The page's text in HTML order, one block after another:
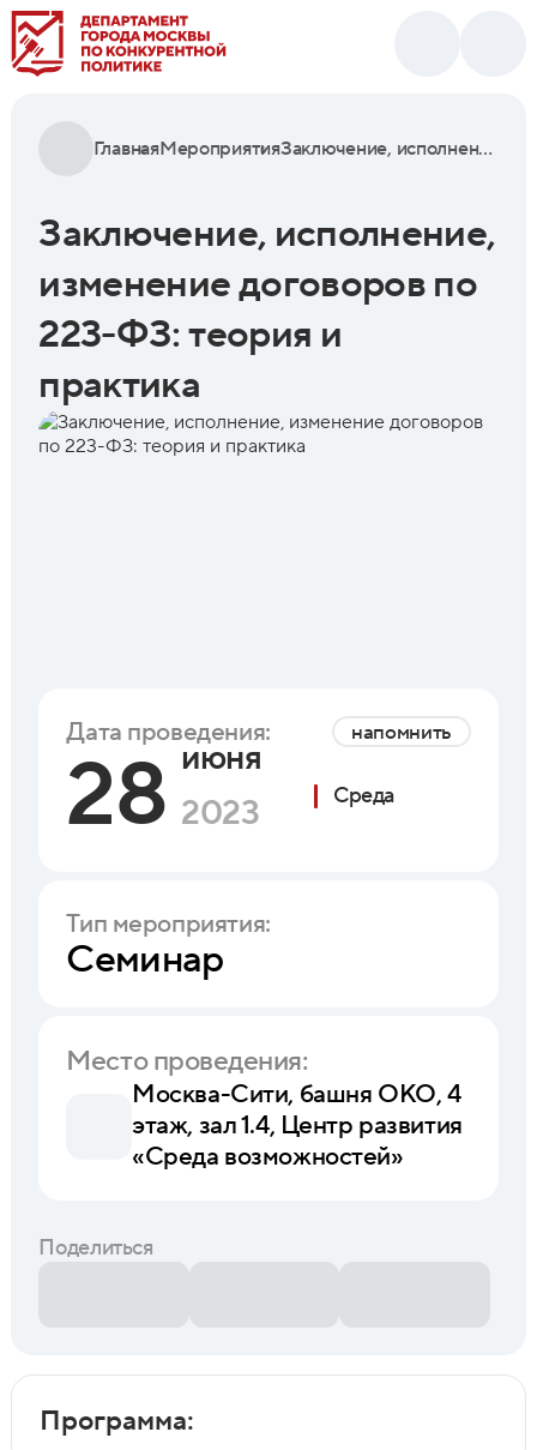
ГлавнаяМероприятия Заключение, исполнение, изменение договоров по 223-ФЗ: теория и практика
Заключение, исполнение,
изменение договоров по
223-ФЗ: теория и
практика
Дата проведения: напомнить
28 июня
2023
Среда
Тип мероприятия:
Семинар
Место проведения:
Москва-Сити, башня ОКО, 4
этаж, зал 1.4, Центр развития
«Среда возможностей»
Поделиться
Программа: